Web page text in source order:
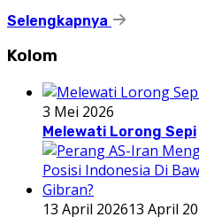
Selengkapnya
Kolom
3 Mei 2026
Melewati Lorong Sepi
13 April 202613 April